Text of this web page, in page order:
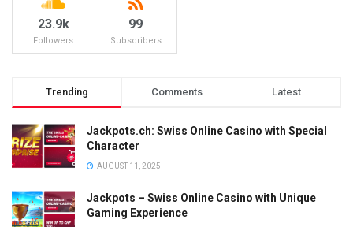
23.9k
Followers
99
Subscribers
Trending Comments Latest
Jackpots.ch: Swiss Online Casino with Special
Character
AUGUST 11, 2025
Jackpots – Swiss Online Casino with Unique
Gaming Experience